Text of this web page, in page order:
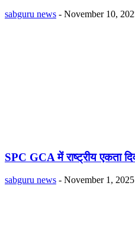
sabguru news - November 10,
SPC GCA में राष्ट्रीय एकता
sabguru news - November 1, 2025